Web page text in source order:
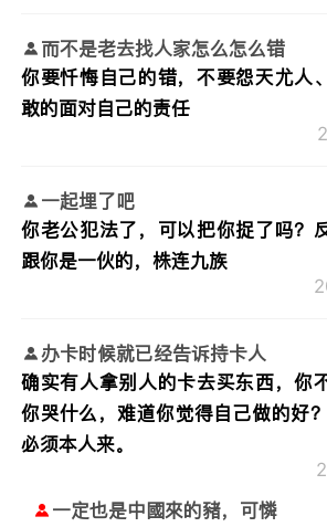
而不是老去找人家怎么怎么错
你要忏悔自己的错，不要怨天尤人
敢的面对自己的责任
一起埋了吧
你老公犯法了，可以把你捉了吗？
跟你是一伙的，株连九族
办卡时候就已经告诉持卡人
确实有人拿别人的卡去买东西，你
你哭什么，难道你觉得自己做的好
必须本人来。
一定也是中國來的豬，可憐